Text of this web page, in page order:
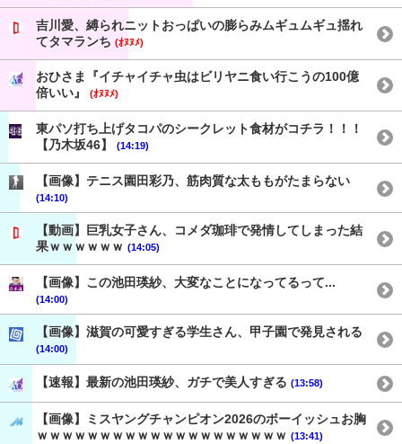
吉川愛、縛られニットおっぱいの膨らみムギュムギュ揺れ
てタマランち (ｵﾇﾇﾒ)
おひさま『イチャイチャ虫はビリヤニ食い行こうの100億
倍いい』
(ｵﾇﾇﾒ)
東パソ打ち上げタコパのシークレット食材がコチラ！！！
【乃木坂46】
(14:19)
【画像】テニス園田彩乃、筋肉質な太ももがたまらない
(14:10)
【動画】巨乳女子さん、コメダ珈琲で発情してしまった結
果ｗｗｗｗｗｗ (14:05)
【画像】この池田瑛紗、大変なことになってるって...
(14:00)
【画像】滋賀の可愛すぎる学生さん、甲子園で発見される
(14:00)
【速報】最新の池田瑛紗、ガチで美人すぎる (13:58)
【画像】ミスヤングチャンピオン2026のボーイッシュお胸
ｗｗｗｗｗｗｗｗｗｗｗｗｗｗｗｗｗｗｗｗ (13:41)